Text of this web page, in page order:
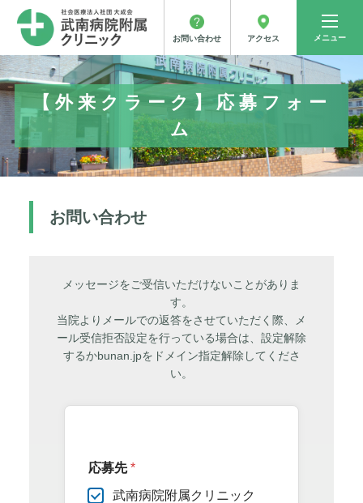
お問い合わせ アクセス メニュー
【外来クラーク】応募フォー
ム
お問い合わせ
メッセージをご受信いただけないことがありま
す。
当院よりメールでの返答をさせていただく際、メ
ール受信拒否設定を行っている場合は、設定解除
するかbunan.jpをドメイン指定解除してくださ
い。
応募先*
武南病院附属クリニック